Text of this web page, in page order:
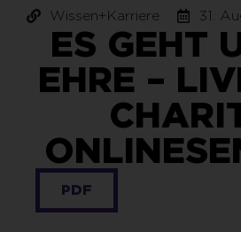
Wissen+Karriere 31.
ES GEHT
EHRE –
PDF